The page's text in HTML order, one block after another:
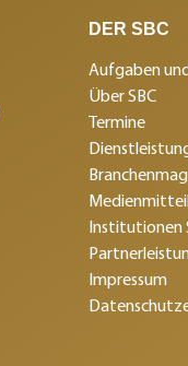
DER SBC
Aufgaben
Über SBC
Termine
Institutionen
Impressum